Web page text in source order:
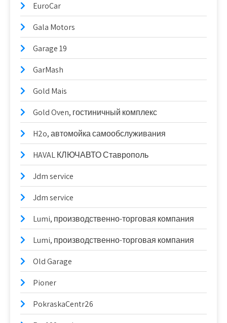
EuroCar
Gala Motors
Garage 19
GarMash
Gold Mais
Gold Oven, гостиничный комплекс
H2o, автомойка самообслуживания
HAVAL КЛЮЧАВТО Ставрополь
Jdm service
Jdm service
Lumi, производственно-торговая компания
Lumi, производственно-торговая компания
Old Garage
Pioner
PokraskaCentr26